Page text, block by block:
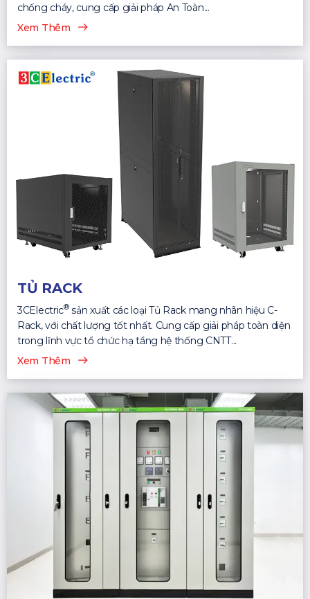
chống cháy, cung cấp giải pháp An Toàn...
Xem Thêm
TỦ RACK
3CElectric®sản xuất các loại Tủ Rack mang nhãn hiệu C-
Rack, với chất lượng tốt nhất. Cung cấp giải pháp toàn diện
trong lĩnh vực tổ chức hạ tầng hệ thống CNTT...
Xem Thêm